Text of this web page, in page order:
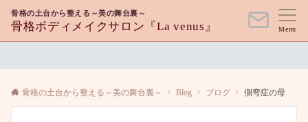
骨格の土台から整える～美の舞台裏～
骨格ボディメイクサロン『La venus』 Menu
骨格の土台から整える～美の舞台裏～ Blog ブログ 側弯症の母